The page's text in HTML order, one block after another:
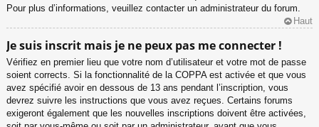
Pour plus d’informations, veuillez contacter un administrateur du forum.
Haut
Je suis inscrit mais je ne peux pas me connecter !
Vérifiez en premier lieu que votre nom d’utilisateur et votre mot de passe
soient corrects. Si la fonctionnalité de la COPPA est activée et que vous
avez spécifié avoir en dessous de 13 ans pendant l’inscription, vous
devrez suivre les instructions que vous avez reçues. Certains forums
exigeront également que les nouvelles inscriptions doivent être activées,